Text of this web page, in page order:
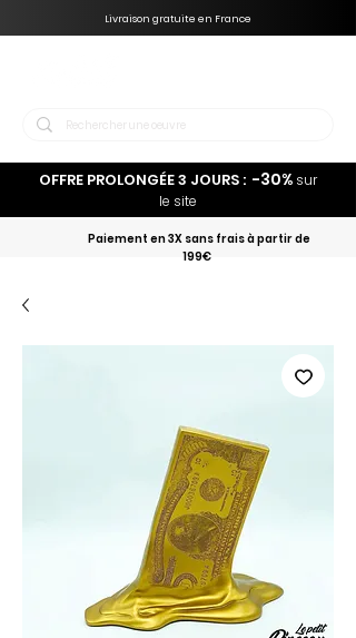
Livraison gratuite en France
Paiement en 3X sans frais à partir de
199€
OFFRE PROLONGÉE 3 JOURS : -30% sur
le site